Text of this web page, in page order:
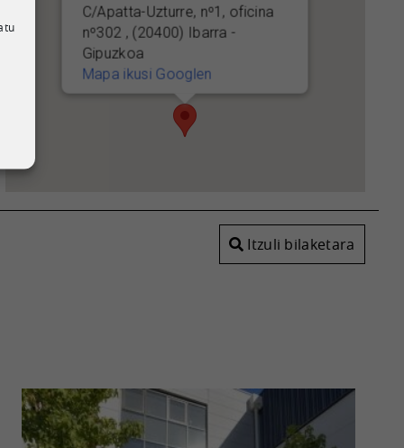
C/Apatta-Uzturre, nº1, oficina
nº302 , (20400) Ibarra -
Gipuzkoa
Mapa ikusi Googlen
Itzuli bilaketara